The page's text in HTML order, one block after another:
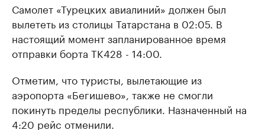
Самолет «Турецких авиалиний» должен был
вылететь из столицы Татарстана в 02:05. В
настоящий момент запланированное время
отправки борта TK428 - 14:00.
Отметим, что туристы, вылетающие из
аэропорта «Бегишево», также не смогли
покинуть пределы республики. Назначенный на
4:20 рейс отменили.